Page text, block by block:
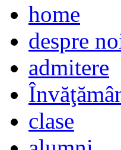
home
despre
admitere
clase